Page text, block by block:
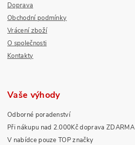
Doprava
Obchodní podmínky
Vrácení zboží
O společnosti
Kontakty
Vaše výhody
Odborné poradenství
Při nákupu nad 2.000Kč doprava ZDARMA
V nabídce pouze TOP značky